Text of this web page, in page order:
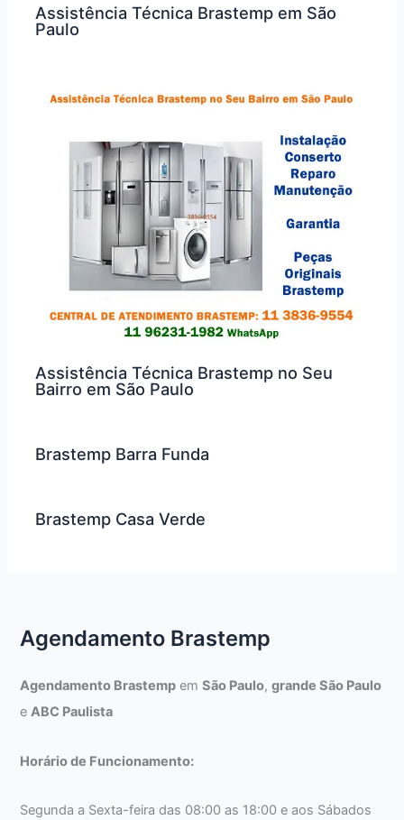
Assistência Técnica Brastemp em São
Paulo
Assistência Técnica Brastemp no Seu
Bairro em São Paulo
Brastemp Barra Funda
Brastemp Casa Verde
Agendamento Brastemp
Agendamento Brastemp emSão Paulo,grande São Paulo
eABC Paulista
Horário de Funcionamento:
Segunda a Sexta-feira das 08:00 as 18:00 e aos Sábados